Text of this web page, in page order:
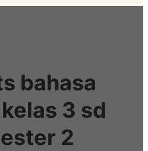
bahasa
3 sd
2